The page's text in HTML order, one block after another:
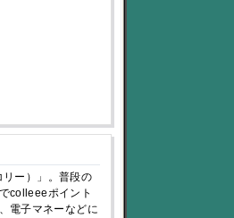
ー）」。普段の
colleeeポイント
電子マネーなどに